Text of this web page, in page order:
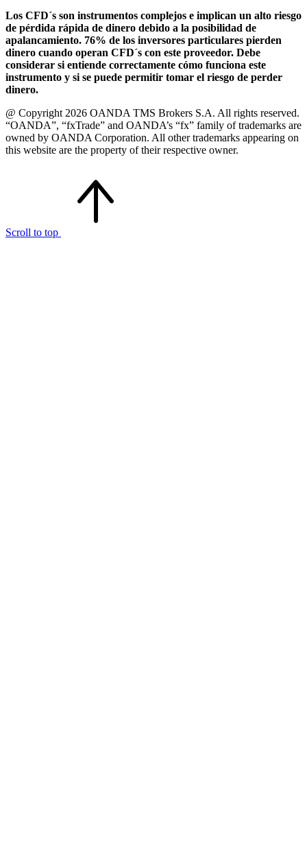
Los CFD´s son instrumentos complejos e implican un alto riesgo
de pérdida rápida de dinero debido a la posibilidad de
apalancamiento. 76% de los inversores particulares pierden
dinero cuando operan CFD´s con este proveedor. Debe
considerar si entiende correctamente cómo funciona este
instrumento y si se puede permitir tomar el riesgo de perder
dinero.
@ Copyright 2026 OANDA TMS Brokers S.A. All rights reserved.
“OANDA”, “fxTrade” and OANDA’s “fx” family of trademarks are
owned by OANDA Corporation. All other trademarks appearing on
this website are the property of their respective owner.
Scroll to top